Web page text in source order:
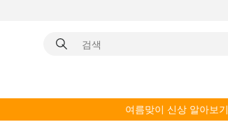
여름맞이 신상 알아보기